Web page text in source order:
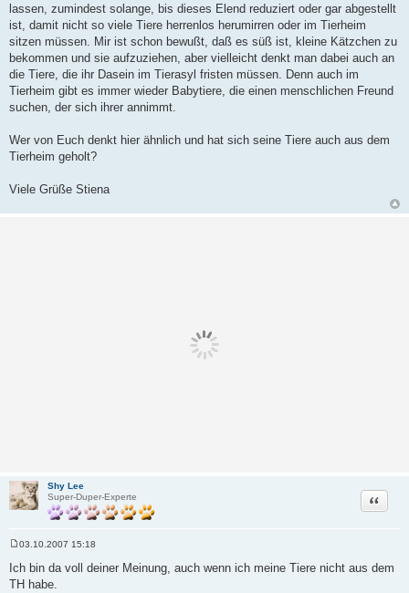
lassen, zumindest solange, bis dieses Elend reduziert oder gar abgestellt
ist, damit nicht so viele Tiere herrenlos herumirren oder im Tierheim
sitzen müssen. Mir ist schon bewußt, daß es süß ist, kleine Kätzchen zu
bekommen und sie aufzuziehen, aber vielleicht denkt man dabei auch an
die Tiere, die ihr Dasein im Tierasyl fristen müssen. Denn auch im
Tierheim gibt es immer wieder Babytiere, die einen menschlichen Freund
suchen, der sich ihrer annimmt.
Wer von Euch denkt hier ähnlich und hat sich seine Tiere auch aus dem
Tierheim geholt?
Viele Grüße Stiena
Shy Lee
Super-Duper-Experte
Zitat
e
i
t
03.10.2007 15:18
Ich bin da voll deiner Meinung, auch wenn ich meine Tiere nicht aus dem
TH habe.